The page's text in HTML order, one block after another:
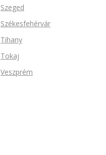
Szeged
Székesfehérvár
Tihany
Tokaj
Veszprém